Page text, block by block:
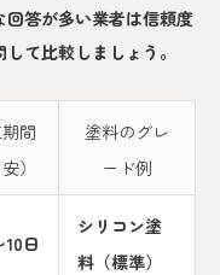
答が多い業者は信頼度
て比較しましょう。
間
）
塗料のグレ
ード例
10日
シリコン塗
料（標準）